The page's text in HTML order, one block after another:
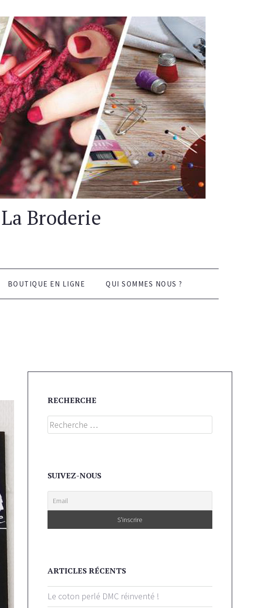
Broderie
BOUTIQUE EN LIGNE QUI SOMMES NOUS ?
RECHERCHE
Search
SUIVEZ-NOUS
ARTICLES RÉCENTS
Le coton perlé DMC réinventé !